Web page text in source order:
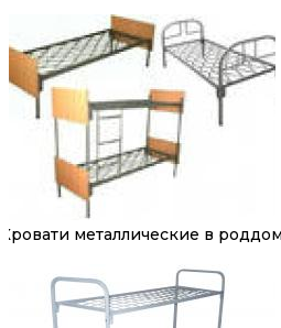
Кровати металлические в